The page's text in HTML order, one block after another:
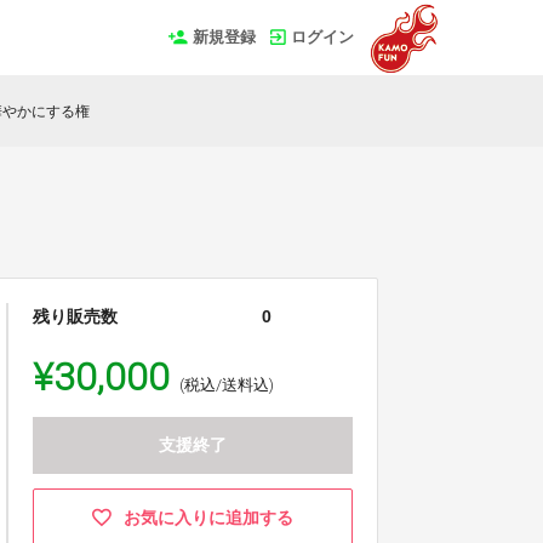
新規登録 ログイン
かにする権
残り販売数 0
¥30,000 (税込/送料込)
支援終了
お気に入りに追加する